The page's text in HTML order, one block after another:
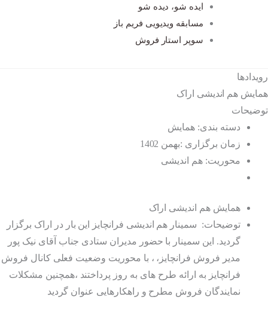
ایده شو، دیده شو
مسابقه ویدیویی فریم باز
سوپر استار فروش
رویدادها
همایش هم اندیشی اراک
توضیحات
دسته بندی: همایش
زمان برگزاری :بهمن 1402
محوریت: هم اندیشی
همایش هم اندیشی اراک
توضیحات: سمینار هم اندیشی فرانچایز این بار در اراک برگزار
گردید. این سمینار با حضور مدیران ستادی جناب آقای نیک پور
مدیر فروش فرانچایز، ، با محوریت وضعیت فعلی کانال فروش
فرانچایز به ارائه طرح های به روز پرداختند ،همچنین مشکلات
نمایندگان فروش مطرح و راهکارهایی عنوان گردید